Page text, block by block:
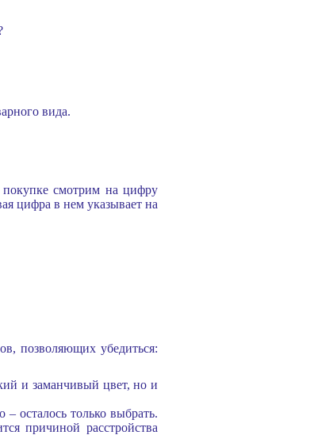
вида.
покупке смотрим на цифру
цифра в нем указывает на
позволяющих убедиться:
и заманчивый цвет, но и
осталось только выбрать.
причиной расстройства